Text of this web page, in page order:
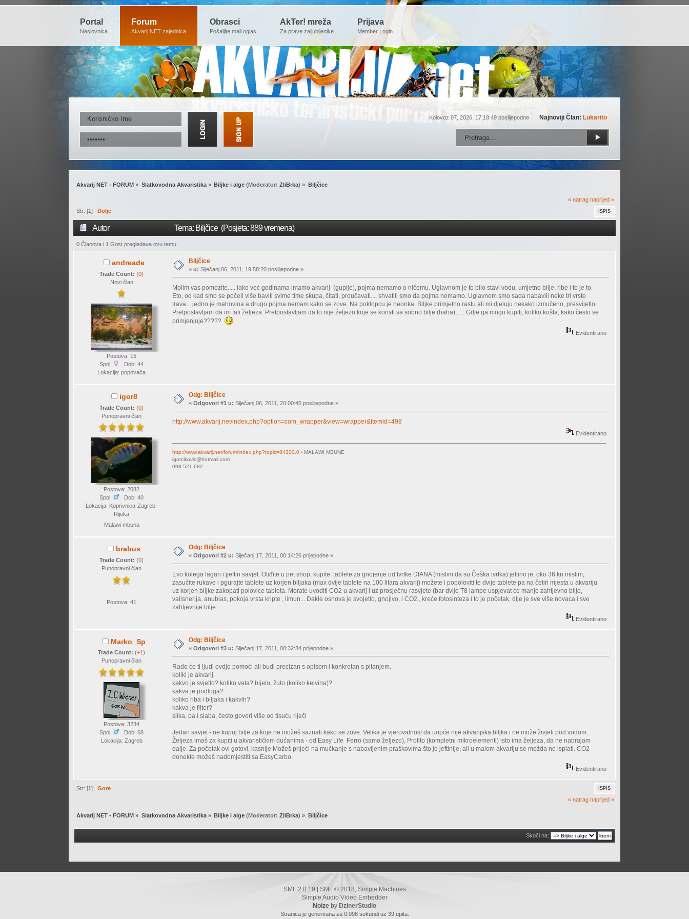
Portal
Naslovnica
Forum
Akvarij.NET zajednica
Obrasci
Pošaljite mali oglas
AkTer! mreža
Za prave zaljubljenike
Prijava
Member Login
Kolovoz 07, 2026, 17:18:49 poslijepodne Najnoviji Član: Lukarito
Akvarij NET - FORUM » Slatkovodna Akvaristika» Biljke i alge (Moderator:ZliBrka) » Biljčice
« natrag naprijed »
ISPIS
Str: [1] Dolje
Autor Tema: Biljčice (Posjeta: 889 vremena)
0 Članova i 1 Gost pregledava ovu temu.
andreade
Trade Count:(0)
Novi član
Postova: 15
Spol:
Dob: 44
Lokacija: popovača
Biljčice
«u: Siječanj 06, 2011, 19:58:20 poslijepodne »
Molim vas pomozite..... iako već godinama imamo akvarij (gupije), pojma nemamo o ničemu. Uglavnom je to bilo stavi vodu, umjetno bilje, ribe i to je to.
Eto, od kad smo se počeli više baviti svime time skupa, čitati, proučavati.... shvatili smo da pojma nemamo. Uglavnom smo sada nabavili neke tri vrste
trava... jedno je mahovina a drugo pojma nemam kako se zove. Na poklopcu je neonka. Biljke primjetno rastu ali mi djeluju nekako izmučeno, presvijetlo.
Pretpostavljam da im fali željeza. Pretpostavljam da to nije željezo koje se koristi sa sobno bilje (haha),......Gdje ga mogu kupiti, koliko košta, kako često se
primjenjuje?????
Evidentirano
igor8
Trade Count:(0)
Punopravni član
Postova: 2082
Spol:
Dob: 40
Lokacija: Koprivnica-Zagreb-
Rijeka
Malawi mbuna
Odg: Biljčice
«Odgovori #1 u: Siječanj 06, 2011, 20:00:45 poslijepodne »
http://www.akvarij.net/index.php?option=com_wrapper&view=wrapper&Itemid=498
Evidentirano
http://www.akvarij.net/forum/index.php?topic=84300.0 - MALAWI MBUNE
igorcikovic@hotmail.com
098 521 682
brabus
Trade Count:(0)
Punopravni član
Postova: 41
Odg: Biljčice
«Odgovori #2 u: Siječanj 17, 2011, 00:14:26 prijepodne »
Evo kolega lagan i jjeftin savjet. Otiđite u pet shop, kupite tablete za gnojenje od tvrtke DIANA (mislim da su Češka tvrtka) jeftino je, oko 36 kn mislim,
zasučite rukave i pgurajte tablete uz korjen biljaka (max dvije tablete na 100 litara akvarij) možete i popoloviti te dvije tablete pa na četiri mjesta u akvariju
uz korjen biljke zakopati polovice tableta. Morate uvoditi CO2 u akvarij i uz prosječnu rasvjete (bar dvije T8 lampe uspjevat će manje zahtjevno bilje,
valisnerija, anubias, pokoja vrsta kripte , limun... Dakle osnova je svojetlo, gnojivo, i CO2 , kreće fotosinteza i to je početak, dlje je sve više novaca i sve
zahtjevnije bilje ....
Evidentirano
Marko_Sp
Trade Count:(+1)
Punopravni član
Postova: 3234
Spol:
Dob: 68
Lokacija: Zagreb
Odg: Biljčice
«Odgovori #3 u: Siječanj 17, 2011, 00:32:34 prijepodne »
Rado će ti ljudi ovdje pomoći ali budi precizan s opisom i konkretan s pitanjem.
koliki je akvarij
kakvo je svjetlo? koliko vata? bijelo, žuto (koliko kelvina)?
kakva je podloga?
koliko riba i biljaka i kakvih?
kakva je filter?
slika, pa i slaba, često govori više od tisuću riječi
Jedan savjet - ne kupuj bilje za koje ne možeš saznati kako se zove. Velika je vjerovatnost da uopće nije akvarijska biljka i ne može živjeti pod vodom.
Željeza imaš za kupiti u akvarističkim dućanima - od Easy Life Ferro (samo željezo), Profito (kompletni mikroelementi) isto ima željeza, da ne nabrajam
dalje. Za početak ovi gotovi, kasnije Možeš prijeći na mučkanje s nabavljenim praškovima što je jeftinije, ali u malom akvariju se možda ne isplati. CO2
donekle možeš nadomjestiti sa EasyCarbo.
Evidentirano
ISPIS
Str: [1] Gore
« natrag naprijed »
Akvarij NET - FORUM » Slatkovodna Akvaristika» Biljke i alge (Moderator:ZliBrka) » Biljčice
Skoči na:
SMF 2.0.19 | SMF © 2018 Simple Machines
Simple Audio Video Embedder
Noize by DzinerStudio
Stranica je generirana za 0.098 sekundi uz 39 upita.